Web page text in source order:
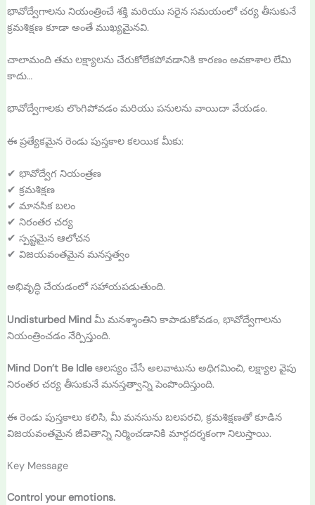
భావోద్వేగాలను నియంత్రించే శక్తి మరియు సరైన సమయంలో చర్య తీసుకునే
క్రమశిక్షణ కూడా అంతే ముఖ్యమైనవి.
చాలామంది తమ లక్ష్యాలను చేరుకోలేకపోవడానికి కారణం అవకాశాల లేమి
కాదు…
భావోద్వేగాలకు లొంగిపోవడం మరియు పనులను వాయిదా వేయడం.
ఈ ప్రత్యేకమైన రెండు పుస్తకాల కలయిక మీకు:
✔ భావోద్వేగ నియంత్రణ
✔ క్రమశిక్షణ
✔ మానసిక బలం
✔ నిరంతర చర్య
✔ స్పష్టమైన ఆలోచన
✔ విజయవంతమైన మనస్తత్వం
అభివృద్ధి చేయడంలో సహాయపడుతుంది.
Undisturbed Mindమీ మనశ్శాంతిని కాపాడుకోవడం, భావోద్వేగాలను
నియంత్రించడం నేర్పిస్తుంది.
Mind Don’t Be Idleఆలస్యం చేసే అలవాటును అధిగమించి, లక్ష్యాల వైపు
నిరంతర చర్య తీసుకునే మనస్తత్వాన్ని పెంపొందిస్తుంది.
ఈ రెండు పుస్తకాలు కలిసి, మీ మనసును బలపరచి, క్రమశిక్షణతో కూడిన
విజయవంతమైన జీవితాన్ని నిర్మించడానికి మార్గదర్శకంగా నిలుస్తాయి.
Key Message
Control your emotions.